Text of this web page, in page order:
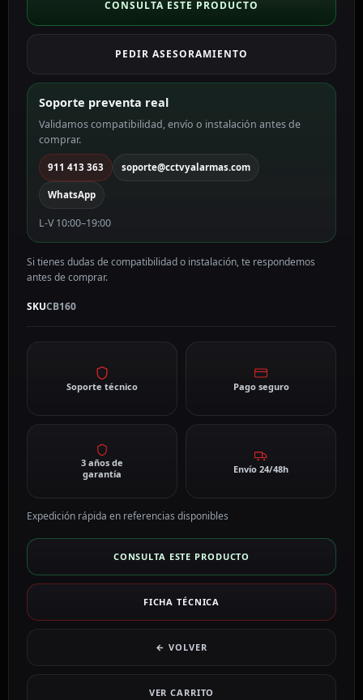
3
MP,
mm,
WiFi,
PoE
CB160
cantidad
CONSULTA ESTE PRODUCTO
PEDIR ASESORAMIENTO
Soporte preventa real
Validamos compatibilidad, envío o instalación antes de
comprar.
911 413 363 soporte@cctvyalarmas.com
WhatsApp
L-V 10:00–19:00
Si tienes dudas de compatibilidad o instalación, te respondemos
antes de comprar.
SKUCB160
Soporte técnico Pago seguro
3 años de
garantía
Envío 24/48h
Expedición rápida en referencias disponibles
CONSULTA ESTE PRODUCTO
FICHA TÉCNICA
← VOLVER
VER CARRITO